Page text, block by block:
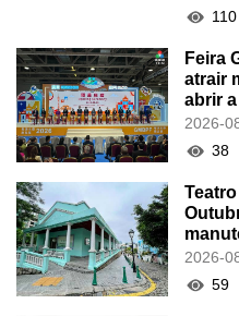
110
Feira
atrair
abrir
2026-
38
2026-
59